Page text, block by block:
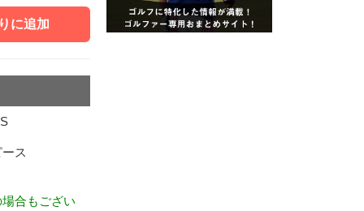
に追加
ス
合もござい